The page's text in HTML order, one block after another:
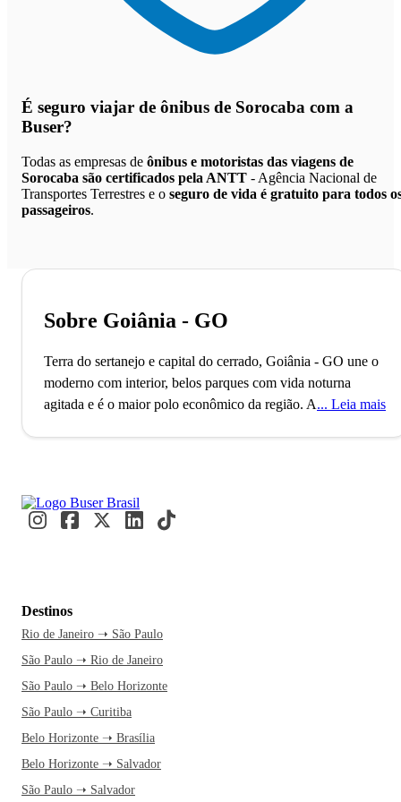
É seguro viajar de ônibus de Sorocaba com a
Buser?
Todas as empresas de ônibus e motoristas das viagens de
Sorocaba são certificados pela ANTT - Agência Nacional de
Transportes Terrestres e o seguro de vida é gratuito para todos
passageiros.
Sobre Goiânia - GO
Terra do sertanejo e capital do cerrado, Goiânia - GO une o
moderno com interior, belos parques com vida noturna
agitada e é o maior polo econômico da região. A cidade de
política de Goiás, na era do governo Vargas e atualmente é
considerado um polo econômico importante para a região. A
aproveitar todas as comodidades de uma capital sem deixar
de desfrutar o acolhimento do povo e os pratos à moda
caipira. A capital é uma das cidades mais arborizadas do
Brasil, com lindas praças e parques. Se você é do time da
badalação, vale a pena experimentar os bares e casas
hospedagem, não se preocupe: a estrutura hoteleira de
Goiânia oferece opções muito boas e com preços em
conta.O nome da cidade de Goiânia tem duas origens
Leia mais
Destinos
Rio de Janeiro ➝ São Paulo
São Paulo ➝ Rio de Janeiro
São Paulo ➝ Belo Horizonte
São Paulo ➝ Curitiba
Belo Horizonte ➝ Brasília
Belo Horizonte ➝ Salvador
São Paulo ➝ Salvador